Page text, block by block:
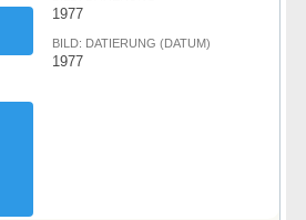
1977
BILD: DATIERUNG (DATUM)
1977